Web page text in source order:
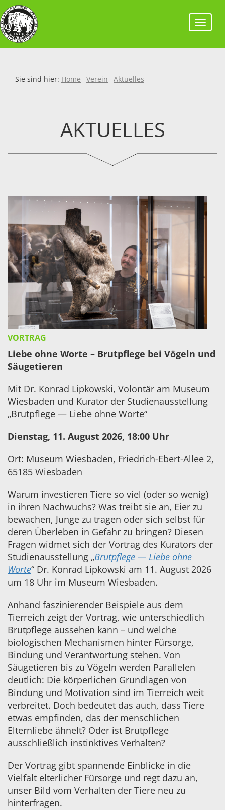
Sie sind hier: Home Verein Aktuelles
AKTUELLES
VORTRAG
Liebe ohne Worte – Brutpflege bei Vögeln und
Säugetieren
Mit Dr. Konrad Lipkowski, Volontär am Museum
Wiesbaden und Kurator der Studienausstellung
„Brutpflege — Liebe ohne Worte“
Dienstag, 11. August 2026, 18:00 Uhr
Ort: Museum Wiesbaden, Friedrich-Ebert-Allee 2,
65185 Wiesbaden
Warum investieren Tiere so viel (oder so wenig)
in ihren Nachwuchs? Was treibt sie an, Eier zu
bewachen, Junge zu tragen oder sich selbst für
deren Überleben in Gefahr zu bringen? Diesen
Fragen widmet sich der Vortrag des Kurators der
Studienausstellung „Brutpflege — Liebe ohne
Worte“ Dr. Konrad Lipkowski am 11. August 2026
um 18 Uhr im Museum Wiesbaden.
Anhand faszinierender Beispiele aus dem
Tierreich zeigt der Vortrag, wie unterschiedlich
Brutpflege aussehen kann – und welche
biologischen Mechanismen hinter Fürsorge,
Bindung und Verantwortung stehen. Von
Säugetieren bis zu Vögeln werden Parallelen
deutlich: Die körperlichen Grundlagen von
Bindung und Motivation sind im Tierreich weit
verbreitet. Doch bedeutet das auch, dass Tiere
etwas empfinden, das der menschlichen
Elternliebe ähnelt? Oder ist Brutpflege
ausschließlich instinktives Verhalten?
Der Vortrag gibt spannende Einblicke in die
Vielfalt elterlicher Fürsorge und regt dazu an,
unser Bild vom Verhalten der Tiere neu zu
hinterfragen.